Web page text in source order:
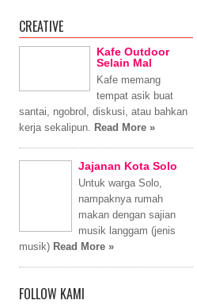
CREATIVE
Kafe Outdoor
Selain Mal
Kafe memang
tempat asik buat
santai, ngobrol, diskusi, atau bahkan
kerja sekalipun.
Read More »
Jajanan Kota Solo
Untuk warga Solo,
nampaknya rumah
makan dengan sajian
musik langgam (jenis
musik) Read More »
FOLLOW KAMI